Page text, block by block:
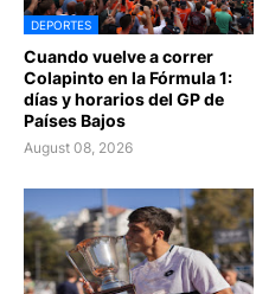
DEPORTES
Cuando vuelve a correr
Colapinto en la Fórmula 1:
días y horarios del GP de
Países Bajos
August 08, 2026